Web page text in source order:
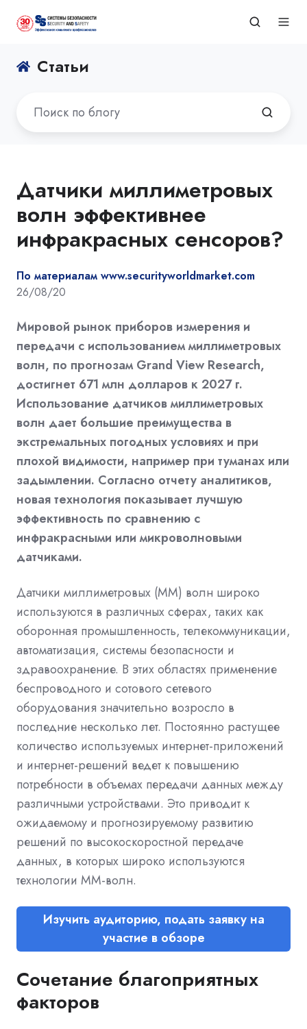
Статьи
Датчики миллиметровых
волн эффективнее
инфракрасных сенсоров?
По материалам www.securityworldmarket.com
26/08/20
Мировой рынок приборов измерения и
передачи c использованием миллиметровых
волн, по прогнозам Grand View Research,
достигнет 671 млн долларов к 2027 г.
Использование датчиков миллиметровых
волн дает большие преимущества в
экстремальных погодных условиях и при
плохой видимости, например при туманах или
задымлении. Согласно отчету аналитиков,
новая технология показывает лучшую
эффективность по сравнению с
инфракрасными или микроволновыми
датчиками.
Датчики миллиметровых (ММ) волн широко
используются в различных сферах, таких как
оборонная промышленность, телекоммуникации,
автоматизация, системы безопасности и
здравоохранение. В этих областях применение
беспроводного и сотового сетевого
оборудования значительно возросло в
последние несколько лет. Постоянно растущее
количество используемых интернет-приложений
и интернет-решений ведет к повышению
потребности в объемах передачи данных между
различными устройствами. Это приводит к
ожидаемому и прогнозируемому развитию
решений по высокоскоростной передаче
данных, в которых широко используются
технологии ММ-волн.
Изучить аудиторию, подать заявку на
участие в обзоре
Сочетание благоприятных
факторов